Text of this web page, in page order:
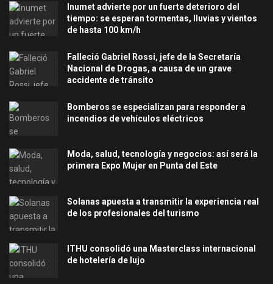
Inumet advierte por un fuerte deterioro del
tiempo: se esperan tormentas, lluvias y vientos
de hasta 100 km/h
Falleció Gabriel Rossi, jefe de la Secretaría
Nacional de Drogas, a causa de un grave
accidente de tránsito
Bomberos se especializan para responder a
incendios de vehículos eléctricos
Moda, salud, tecnología y negocios: así será la
primera Expo Mujer en Punta del Este
Solanas apuesta a transmitir la experiencia real
de los profesionales del turismo
ITHU consolidó una Masterclass internacional
de hotelería de lujo